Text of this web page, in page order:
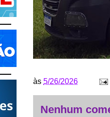
às 5/26/2026
Nenhum